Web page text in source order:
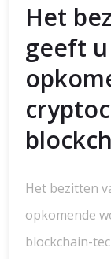
Het
geeft
Het bezitten
opkomende
blockchain-